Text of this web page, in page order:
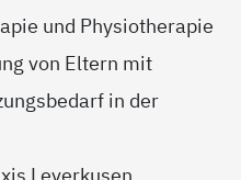
und Physiotherapie
von Eltern mit
in der